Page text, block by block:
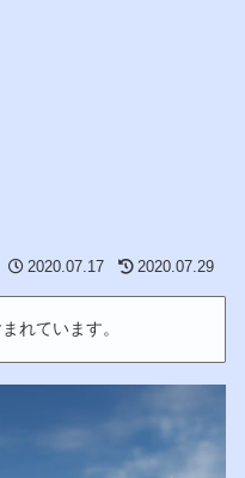
2020.07.17 2020.07.29
れています。